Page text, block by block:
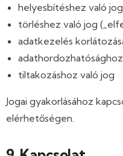
helyesbítéshez való jog
törléshez való jog
adatkezelés
tiltakozáshoz való jog
Jogai gyakorlásához
elérhetőségen.